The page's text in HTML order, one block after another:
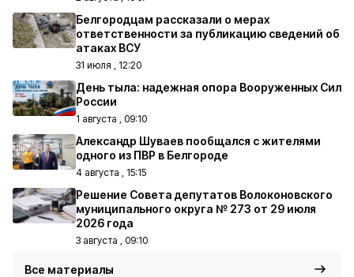
Белгородцам рассказали о мерах
ответственности за публикацию сведений об
атаках ВСУ
31 июля , 12:20
День тыла: надежная опора Вооруженных Сил
России
1 августа , 09:10
Александр Шуваев пообщался с жителями
одного из ПВР в Белгороде
4 августа , 15:15
Решение Совета депутатов Волоконовского
муниципального округа № 273 от 29 июля
2026 года
3 августа , 09:10
Все материалы